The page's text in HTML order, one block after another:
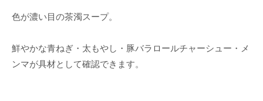
色が濃い目の茶濁スープ。
鮮やかな青ねぎ・太もやし・豚バラロールチャーシュー・メ
ンマが具材として確認できます。